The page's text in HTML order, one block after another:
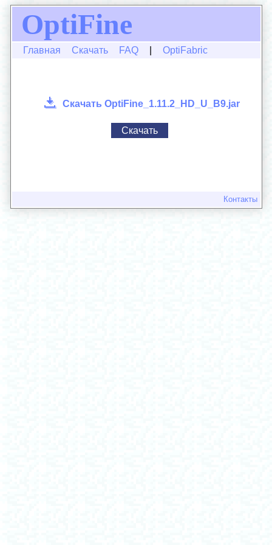
OptiFine
Главная Скачать FAQ OptiFabric
Скачать OptiFine_1.11.2_HD_U_B9.jar
Скачать
Контакты